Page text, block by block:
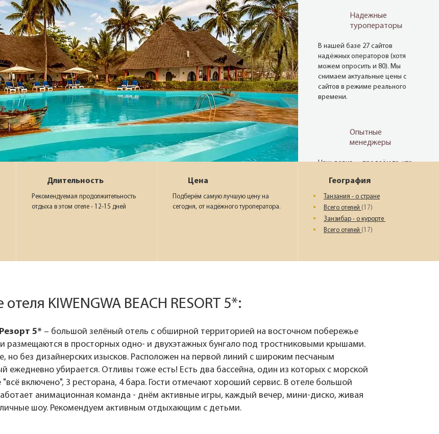
Надежные
туроператоры
В нашей базе 27 сайтов
надёжных операторов (хотя
можем опросить и 80). Мы
снимаем актуальные цены с
сайтов в режиме реального
времени.
Опытные
менеджеры
Наш девиз – «продаём то, что
менеджеры проводят
регулярные инспекции отелей,
посещают семинары и
рекламные туры.
цены
Да! Это не современно, но зато
надёжно!
Длительность
Рекомендуемая продолжительность
отдыха в этом отеле - 12-15 дней
Цена
Подберём самую лучшую цену на
сегодня, от надёжного туроператора.
География
Танзания - о стране
Всего отелей (17)
Занзибар - о курорте
Всего отелей (17)
KIWENGWA BEACH RESORT 5*:
5* – большой зелёный отель с обширной территорией на восточном побережье
размещаются в просторных одно- и двухэтажных бунгало под тростниковыми крышами.
но без дизайнерских изысков. Расположен на первой линий с широким песчаным
ежедневно убирается. Отливы тоже есть! Есть два бассейна, один из которых с морской
включено", 3 ресторана, 4 бара. Гости отмечают хороший сервис. В отеле большой
анимационная команда - днём активные игры, каждый вечер, мини-диско, живая
шоу. Рекомендуем активным отдыхающим с детьми.